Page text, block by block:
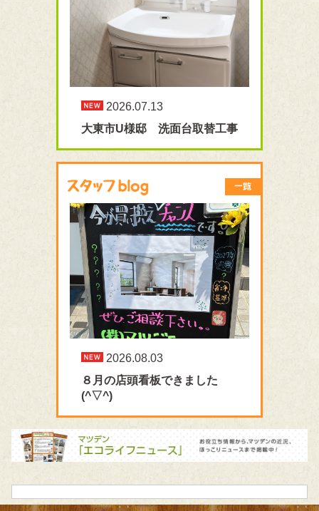
2026.07.13
大東市U様邸 洗面台取替工事
2026.08.03
８月の店頭看板できました
(^▽^)